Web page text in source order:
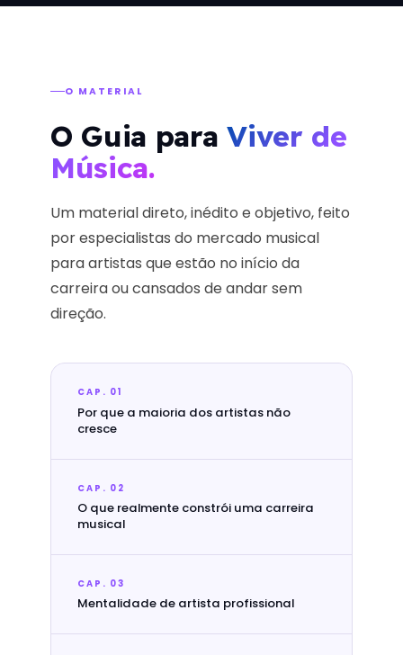
O MATERIAL
O Guia paraViver de
Música.
Um material direto, inédito e objetivo, feito
por especialistas do mercado musical
para artistas que estão no início da
carreira ou cansados de andar sem
direção.
CAP. 01
Por que a maioria dos artistas não
cresce
CAP. 02
O que realmente constrói uma carreira
musical
CAP. 03
Mentalidade de artista profissional